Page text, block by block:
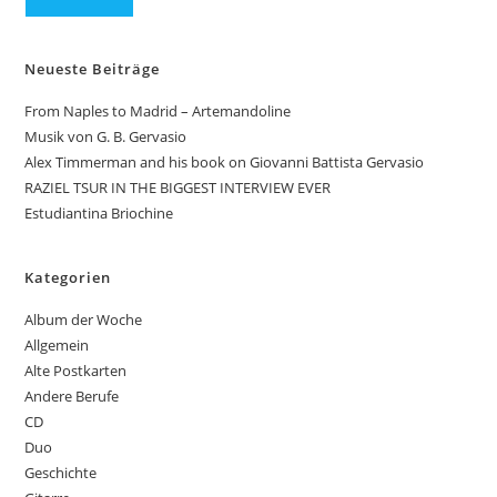
Neueste Beiträge
From Naples to Madrid – Artemandoline
Musik von G. B. Gervasio
Alex Timmerman and his book on Giovanni Battista Gervasio
RAZIEL TSUR IN THE BIGGEST INTERVIEW EVER
Estudiantina Briochine
Kategorien
Album der Woche
Allgemein
Alte Postkarten
Andere Berufe
CD
Duo
Geschichte